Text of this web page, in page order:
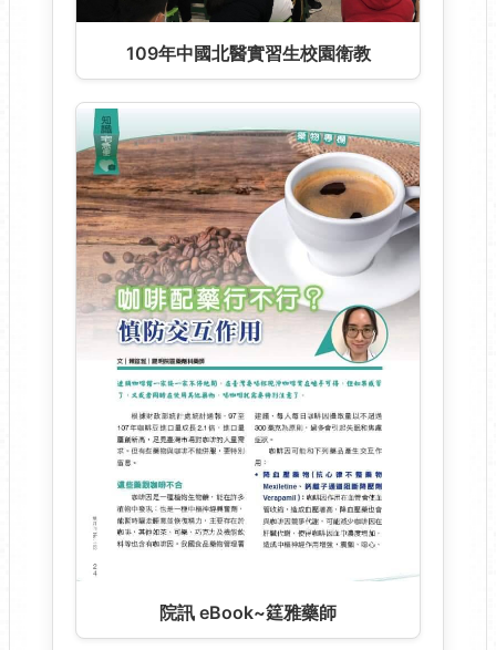
109年中國北醫實習生校園衛教
院訊 eBook~筳雅藥師